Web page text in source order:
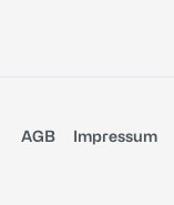
AGB Impressum